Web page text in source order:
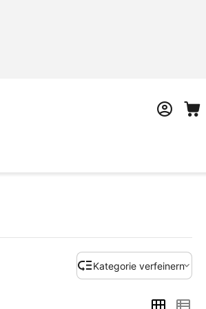
Kategorie verfeinern